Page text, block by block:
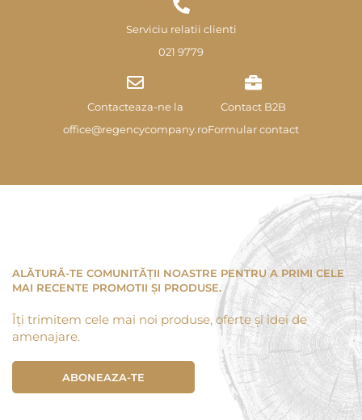
Serviciu relatii clienti
021 9779
Contacteaza-ne la
office@regencycompany.ro
Contact B2B
Formular contact
ALĂTURĂ-TE COMUNITĂȚII NOASTRE PENTRU A PRIMI CELE
MAI RECENTE PROMOTII ȘI PRODUSE.
Îți trimitem cele mai noi produse, oferte și idei de
amenajare.
ABONEAZA-TE